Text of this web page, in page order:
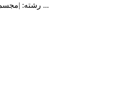
رشته: |مجسمه سازی|صنایع دستی دری ...